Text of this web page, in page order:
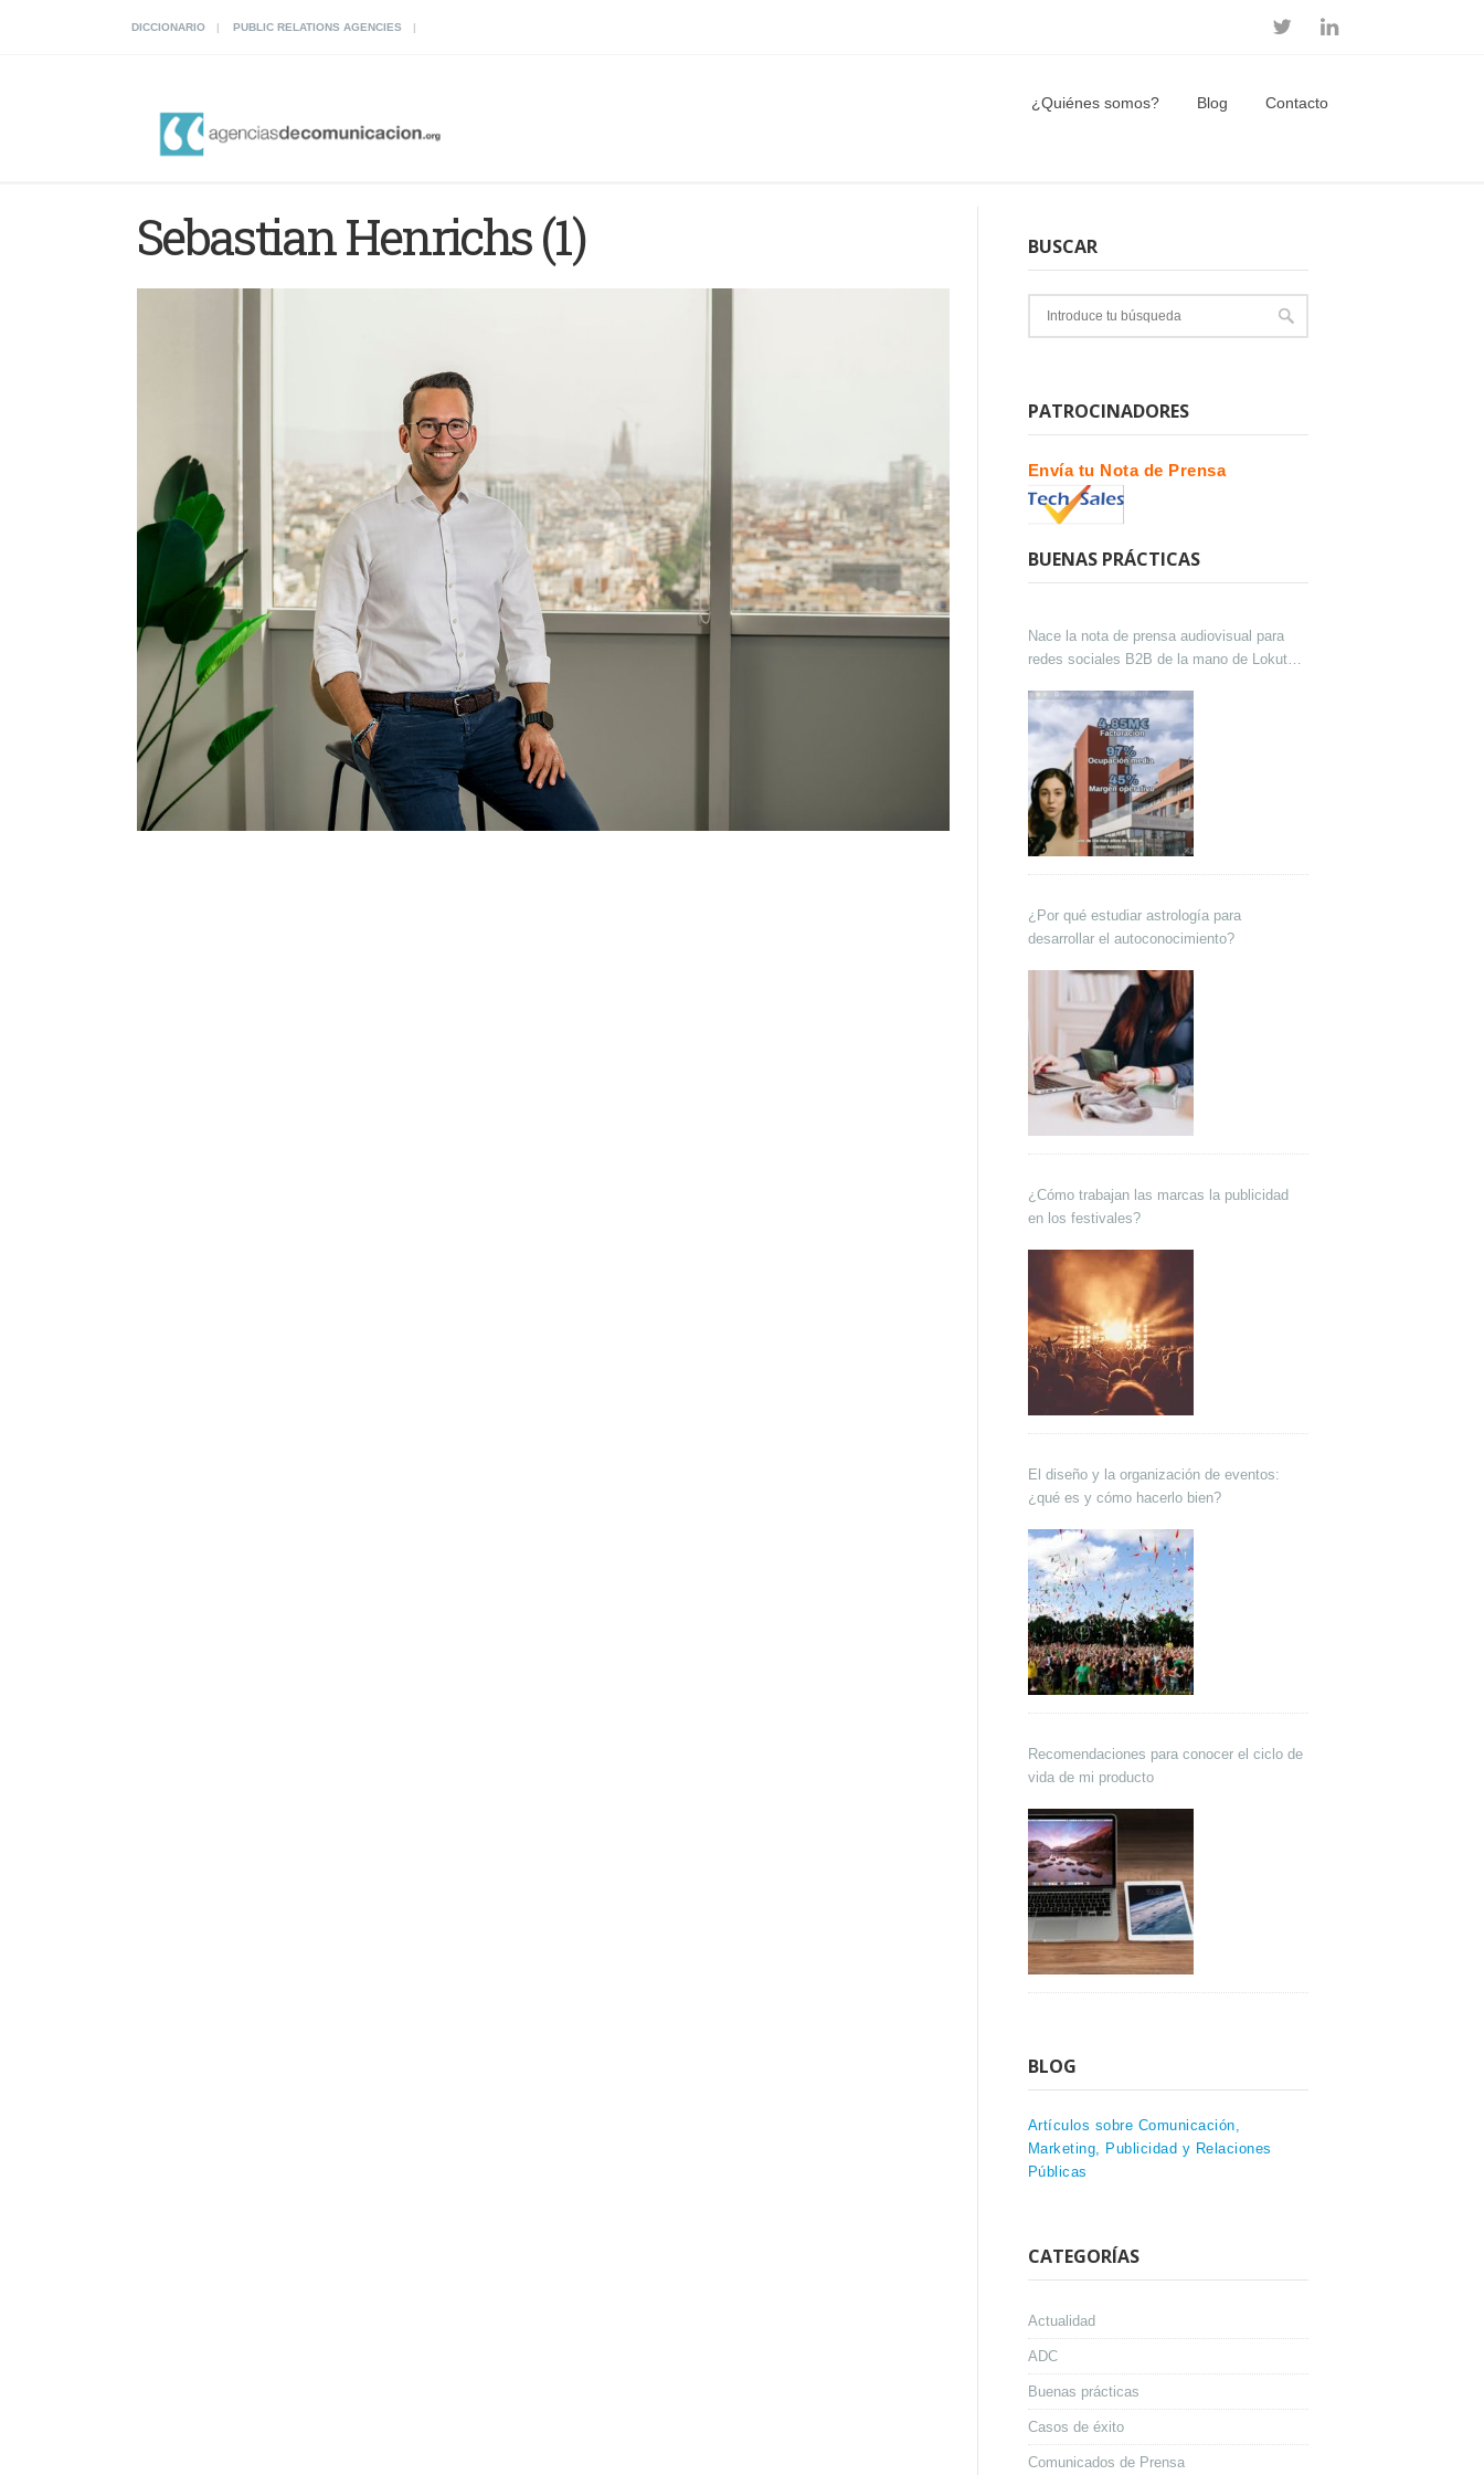
DICCIONARIO PUBLIC RELATIONS AGENCIES
¿Quiénes somos? Blog Contacto
Sebastian Henrichs (1) BUSCAR
PATROCINADORES
Envía tu Nota de Prensa
BUENAS PRÁCTICAS
Nace la nota de prensa audiovisual para
redes sociales B2B de la mano de Lokutor
¿Por qué estudiar astrología para
desarrollar el autoconocimiento?
¿Cómo trabajan las marcas la publicidad
en los festivales?
El diseño y la organización de eventos:
¿qué es y cómo hacerlo bien?
Recomendaciones para conocer el ciclo de
vida de mi producto
BLOG
Artículos sobre Comunicación,
Marketing, Publicidad y Relaciones
Públicas
CATEGORÍAS
Actualidad
ADC
Buenas prácticas
Casos de éxito
Comunicados de Prensa